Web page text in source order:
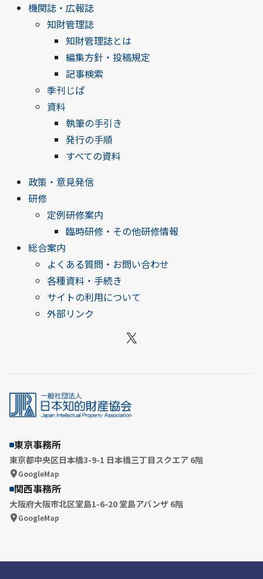
機関誌・広報誌
知財管理誌
知財管理誌とは
編集方針・投稿規定
記事検索
季刊じぱ
資料
執筆の手引き
発行の手順
すべての資料
政策・意見発信
研修
定例研修案内
臨時研修・その他研修情報
総合案内
よくある質問・お問い合わせ
各種資料・手続き
サイトの利用について
外部リンク
X
東京事務所
東京都中央区日本橋3-9-1 日本橋三丁目スクエア 6階
GoogleMap
関西事務所
大阪府大阪市北区堂島1-6-20 堂島アバンザ 6階
GoogleMap